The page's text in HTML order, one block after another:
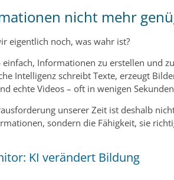
nicht mehr
eigentlich noch, was wahr ist?
einfach, Informationen zu erstellen und zu
Intelligenz schreibt Texte, erzeugt
echte Videos – oft in wenigen
unserer Zeit ist deshalb
sondern die Fähigkeit, sie
KI verändert Bildung